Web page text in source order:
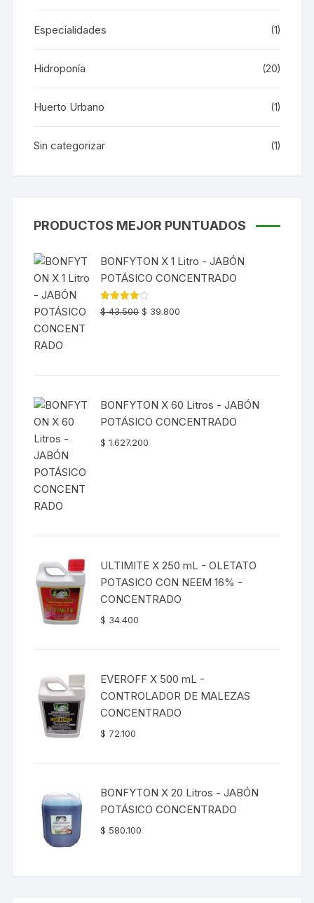
Especialidades (1)
Hidroponía (20)
Huerto Urbano (1)
Sin categorizar (1)
PRODUCTOS MEJOR PUNTUADOS
BONFYTON X 1 Litro - JABÓN
POTÁSICO CONCENTRADO
Valorado
con 4.00
$43.500 El
$ 39.800
BONFYTON X 60 Litros - JABÓN
POTÁSICO CONCENTRADO
$ 1.627.200
ULTIMITE X 250 mL - OLETATO
POTASICO CON NEEM 16% -
CONCENTRADO
$ 34.400
EVEROFF X 500 mL -
CONTROLADOR DE MALEZAS
CONCENTRADO
$ 72.100
BONFYTON X 20 Litros - JABÓN
POTÁSICO CONCENTRADO
$ 580.100